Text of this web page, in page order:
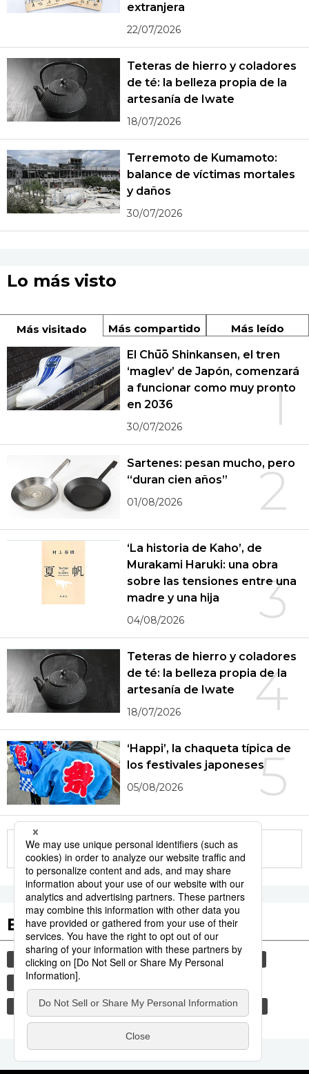
extranjera
22/07/2026
Teteras de hierro y coladores
de té: la belleza propia de la
artesanía de Iwate
18/07/2026
Terremoto de Kumamoto:
balance de víctimas mortales
y daños
30/07/2026
Lo más visto
Más visitado Más compartido Más leído
1
El Chūō Shinkansen, el tren
‘maglev’ de Japón, comenzará
a funcionar como muy pronto
en 2036
30/07/2026
2
Sartenes: pesan mucho, pero
“duran cien años”
01/08/2026
3
‘La historia de Kaho’, de
Murakami Haruki: una obra
sobre las tensiones entre una
madre y una hija
04/08/2026
4
Teteras de hierro y coladores
de té: la belleza propia de la
artesanía de Iwate
18/07/2026
5
‘Happi’, la chaqueta típica de
los festivales japoneses
05/08/2026
More in this series
Etiquetas destacadas
cultura vida gastronomía
sociedad
turismo
gastronomía japonesa
jiji press modales